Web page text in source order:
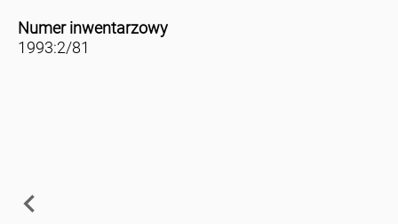
Numer inwentarzowy
1993:2/81